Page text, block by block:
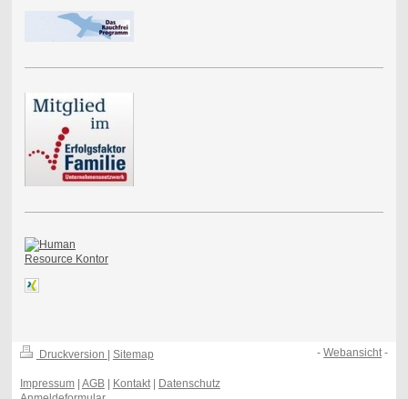
Druckversion | Sitemap
Impressum| AGB| Kontakt| Datenschutz
-Webansicht -